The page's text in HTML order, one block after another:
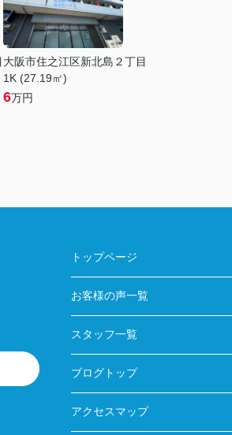
大阪市住之江区新北島２丁目
1K (27.19㎡)
6万円
トップページ
お客様の声一覧
スタッフ一覧
ブログトップ
アクセスマップ